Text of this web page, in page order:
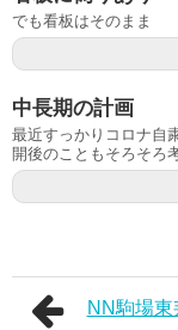
でも看板はそのまま
中長期の計画
最近すっかりコロナ自
開後のこともそろそろ
NN駒場東